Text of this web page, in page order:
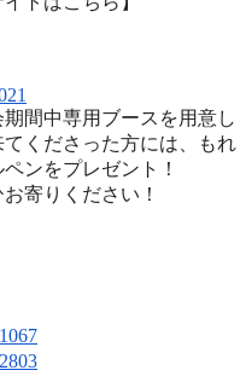
期間中専用ブースを用意し
てくださった方には、
もれ
ンをプレゼント！
寄りください！